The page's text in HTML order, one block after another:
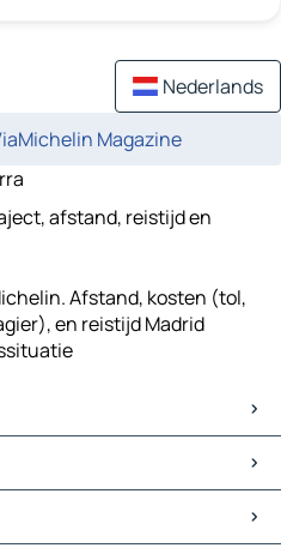
Nederlands
Magazine
afstand, reistijd en
Afstand, kosten (tol,
en reistijd Madrid